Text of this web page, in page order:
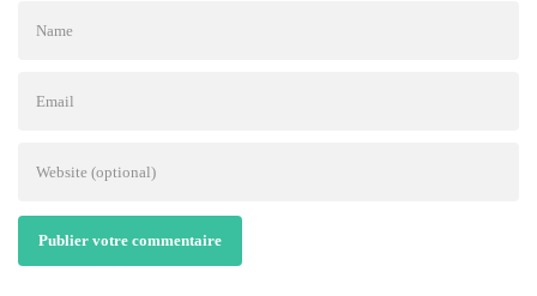
Publier votre commentaire